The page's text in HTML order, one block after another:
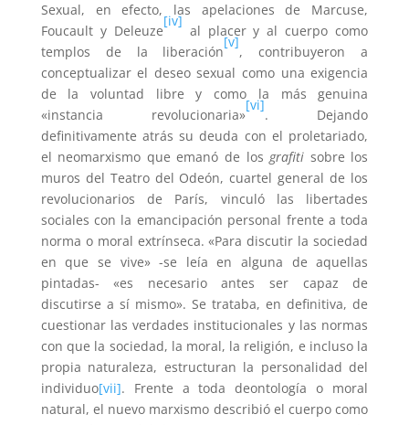
Sexual, en efecto, las apelaciones de Marcuse,
Foucault y Deleuze
[iv]
al placer y al cuerpo como
templos de la liberación
[v]
, contribuyeron a
conceptualizar el deseo sexual como una exigencia
de la voluntad libre y como la más genuina
«instancia revolucionaria»
[vi]
. Dejando
definitivamente atrás su deuda con el proletariado,
el neomarxismo que emanó de losgrafiti sobre los
muros del Teatro del Odeón, cuartel general de los
revolucionarios de París, vinculó las libertades
sociales con la emancipación personal frente a toda
norma o moral extrínseca. «Para discutir la sociedad
en que se vive» -se leía en alguna de aquellas
pintadas- «es necesario antes ser capaz de
discutirse a sí mis­mo». Se trataba, en definitiva, de
cuestionar las verda­des institucionales y las normas
con que la sociedad, la moral, la religión, e incluso la
propia naturaleza, estruc­turan la personalidad del
individuo[vii]. Frente a toda deontología o moral
natural, el nuevo marxismo describió el cuerpo como